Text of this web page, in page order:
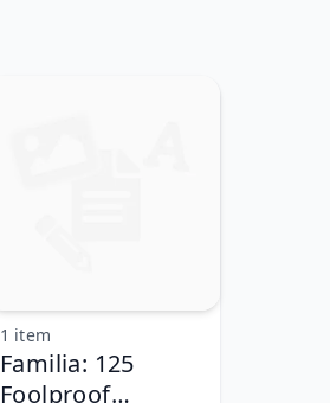
Familia: 125
Foolproof
1 item